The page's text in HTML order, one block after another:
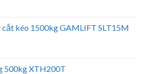
cắt kéo 1500kg GAMLIFT SLT15M
500kg XTH200T